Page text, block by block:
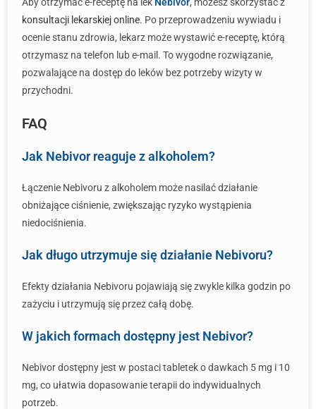
konsultacji lekarskiej online. Po przeprowadzeniu wywiadu i
ocenie stanu zdrowia, lekarz może wystawić e-receptę, którą
otrzymasz na telefon lub e-mail. To wygodne rozwiązanie,
pozwalające na dostęp do leków bez potrzeby wizyty w
przychodni.
FAQ
Jak Nebivor reaguje z alkoholem?
Łączenie Nebivoru z alkoholem może nasilać działanie
obniżające ciśnienie, zwiększając ryzyko wystąpienia
niedociśnienia.
Jak długo utrzymuje się działanie Nebivoru?
Efekty działania Nebivoru pojawiają się zwykle kilka godzin po
zażyciu i utrzymują się przez całą dobę.
W jakich formach dostępny jest Nebivor?
Nebivor dostępny jest w postaci tabletek o dawkach 5 mg i 10
mg, co ułatwia dopasowanie terapii do indywidualnych
potrzeb.